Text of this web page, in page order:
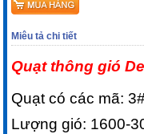
Miêu tả chi tiết
Quạt thông gió
Quạt có các mã:
Lượng gió: 1600-